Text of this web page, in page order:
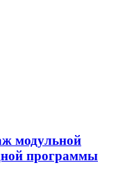
модульной
программы